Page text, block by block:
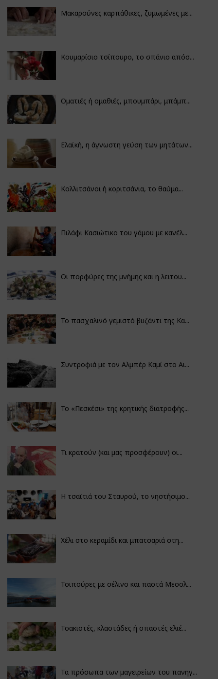
Μακαρούνες καρπάθικες, ζυμωμένες με...
Κουμαρίσιο τσίπουρο, το σπάνιο απόσ...
Οματιές ή ομαθιές, μπουμπάρι, μπάμπ...
Ελαϊκή, η άγνωστη γεύση των μητάτων...
Κολλιτσάνοι ή κοριτσάνια, το θαύμα...
Πιλάφι Κασιώτικο του γάμου με κανέλ...
Οι πορφύρες της μνήμης και η λειτου...
Το πασχαλινό γεμιστό βυζάντι της Κα...
Συντροφιά με τον Αλμπέρ Καμί στο Αι...
Το «Πεσκέσι» της κρητικής διατροφής...
Τι κρατούν (και μας προσφέρουν) οι...
Η τσαϊτιά του Σταυρού, το νηστήσιμο...
Χέλι στο κεραμίδι και μπατσαριά στη...
Τσιπούρες με σέλινο και παστά Μεσολ...
Τσακιστές, κλαστάδες ή σπαστές ελιέ...
Τα πρόσωπα των μαγειρείων του πανηγ...